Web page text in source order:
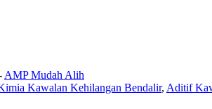
AMP Mudah Alih
Kawalan Kehilangan Bendalir, Aditif